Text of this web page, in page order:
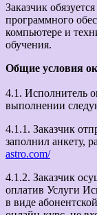
Заказчик
программного
компьютере и
обучения.
Общие условия
4.1. Исполнитель
выполнении
4.1.1. Заказчик
заполнил анкету,
astro.com/
4.1.2. Заказчик
оплатив Услуги
в виде